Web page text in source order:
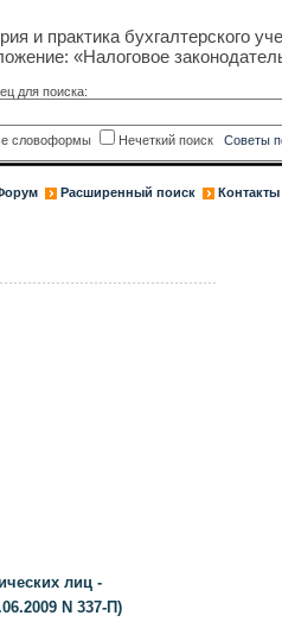
и практика бухгалтерского
«Налоговое
для поиска:
словоформы Нечеткий поиск Советы
Расширенный поиск Контакты
лиц -
N 337-П)